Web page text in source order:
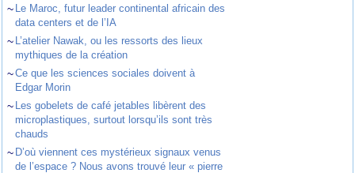
~ Le Maroc, futur leader continental africain des
data centers et de l’IA
~ L’atelier Nawak, ou les ressorts des lieux
mythiques de la création
~Ce que les sciences sociales doivent à
Edgar Morin
~ Les gobelets de café jetables libèrent des
microplastiques, surtout lorsqu’ils sont très
chauds
~ D’où viennent ces mystérieux signaux venus
de l’espace ? Nous avons trouvé leur « pierre